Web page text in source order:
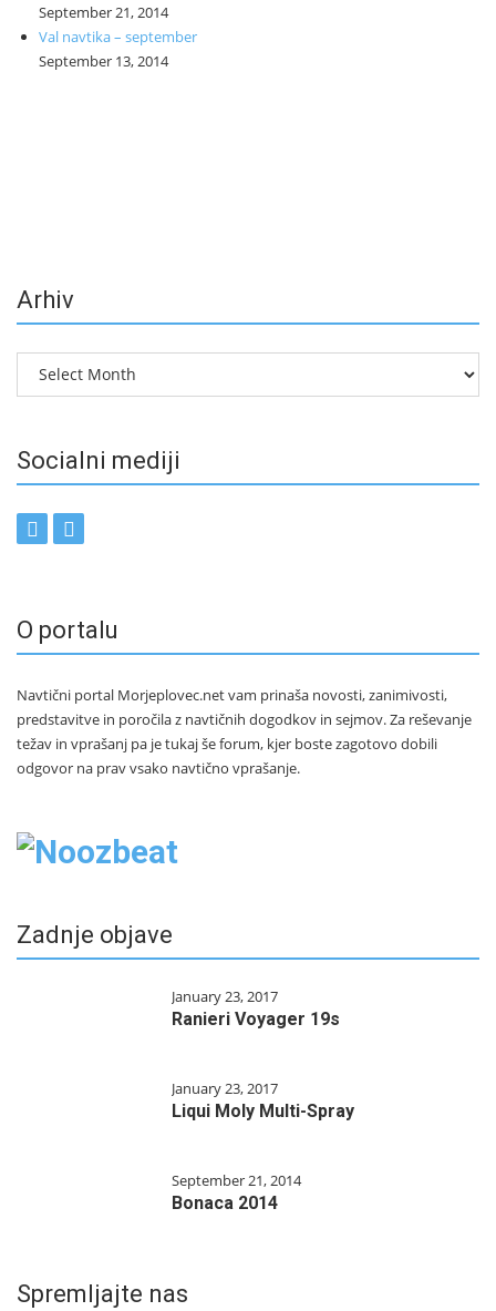
September 21, 2014
Val navtika – september
September 13, 2014
Arhiv
Socialni mediji
O portalu
Navtični portal Morjeplovec.net vam prinaša novosti, zanimivosti,
predstavitve in poročila z navtičnih dogodkov in sejmov. Za reševanje
težav in vprašanj pa je tukaj še forum, kjer boste zagotovo dobili
odgovor na prav vsako navtično vprašanje.
Zadnje objave
January 23, 2017
Ranieri Voyager 19s
January 23, 2017
Liqui Moly Multi-Spray
September 21, 2014
Bonaca 2014
Spremljajte nas